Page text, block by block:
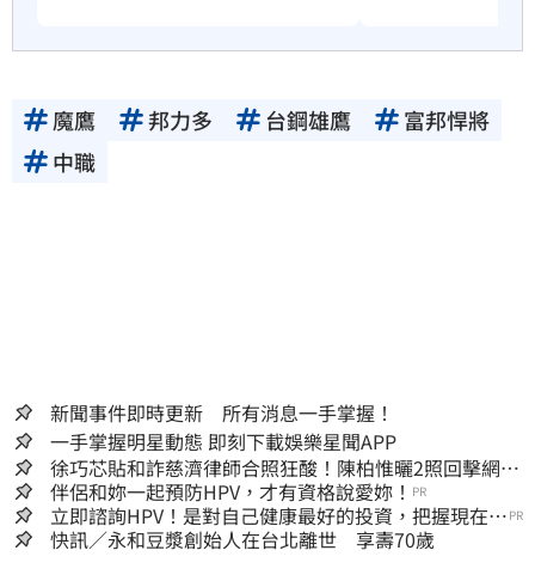
魔鷹 邦力多 台鋼雄鷹
富邦悍將
中職
新聞事件即時更新 所有消息一手掌握！
一手掌握明星動態 即刻下載娛樂星聞APP
徐巧芯貼和詐慈濟律師合照狂酸！陳柏惟曬2照回擊網笑
翻
伴侶和妳一起預防HPV，才有資格說愛妳！ PR
立即諮詢HPV！是對自己健康最好的投資，把握現在不
嫌晚！
PR
快訊／永和豆漿創始人在台北離世 享壽70歲